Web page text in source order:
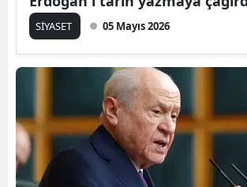
SİYASET 05 Mayıs 2026